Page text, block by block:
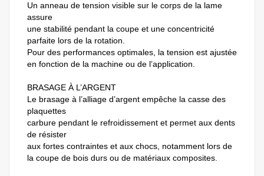
Un anneau de tension visible sur le corps de la lame
assure
une stabilité pendant la coupe et une concentricité
parfaite lors de la rotation.
Pour des performances optimales, la tension est ajustée
en fonction de la machine ou de l’application.
BRASAGE À L’ARGENT
Le brasage à l’alliage d’argent empêche la casse des
plaquettes
carbure pendant le refroidissement et permet aux dents
de résister
aux fortes contraintes et aux chocs, notamment lors de
la coupe de bois durs ou de matériaux composites.